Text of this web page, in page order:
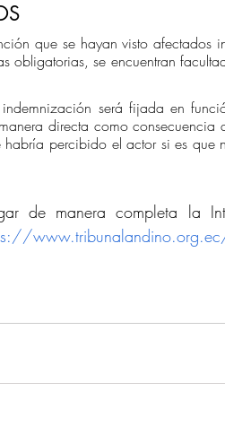
que se hayan visto afectados
obligatorias, se encuentran
será fijada en
directa como consecuencia
percibido el actor si es que
de manera completa la